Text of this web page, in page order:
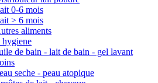
0-6 mois
> 6 mois
aliments
hygiene
de bain - lait de bain - gel lavant
seche - peau atopique